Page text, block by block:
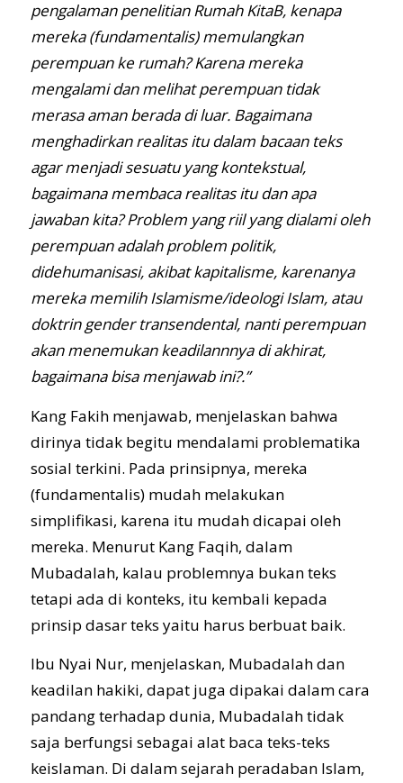
pengalaman penelitian Rumah KitaB, kenapa
mereka (fundamentalis) memulangkan
perempuan ke rumah? Karena mereka
mengalami dan melihat perempuan tidak
merasa aman berada di luar. Bagaimana
menghadirkan realitas itu dalam bacaan teks
agar menjadi sesuatu yang kontekstual,
bagaimana membaca realitas itu dan apa
jawaban kita? Problem yang riil yang dialami oleh
perempuan adalah problem politik,
didehumanisasi, akibat kapitalisme, karenanya
mereka memilih Islamisme/ideologi Islam, atau
doktrin gender transendental, nanti perempuan
akan menemukan keadilannnya di akhirat,
bagaimana bisa menjawab ini?.”
Kang Fakih menjawab, menjelaskan bahwa
dirinya tidak begitu mendalami problematika
sosial terkini. Pada prinsipnya, mereka
(fundamentalis) mudah melakukan
simplifikasi, karena itu mudah dicapai oleh
mereka. Menurut Kang Faqih, dalam
Mubadalah, kalau problemnya bukan teks
tetapi ada di konteks, itu kembali kepada
prinsip dasar teks yaitu harus berbuat baik.
Ibu Nyai Nur, menjelaskan, Mubadalah dan
keadilan hakiki, dapat juga dipakai dalam cara
pandang terhadap dunia, Mubadalah tidak
saja berfungsi sebagai alat baca teks-teks
keislaman. Di dalam sejarah peradaban Islam,